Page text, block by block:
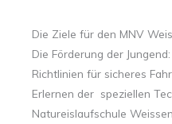
Die Ziele für den MNV
Die Förderung der
Richtlinien für sicheres
Erlernen der speziellen
Natureislaufschule